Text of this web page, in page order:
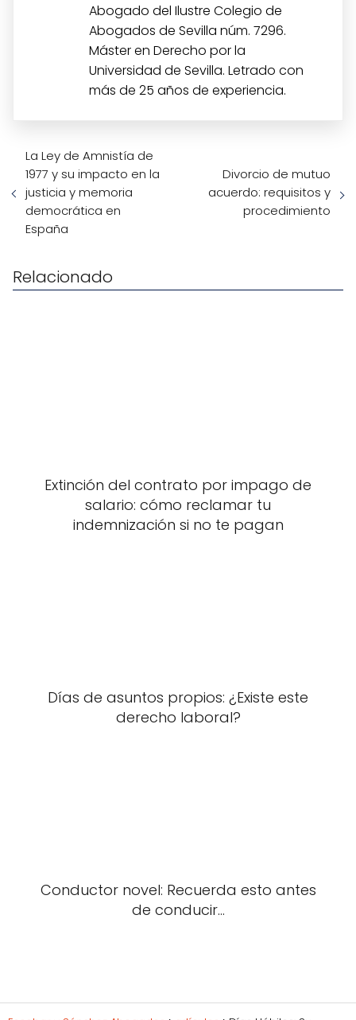
Abogado del Ilustre Colegio de
Abogados de Sevilla núm. 7296.
Máster en Derecho por la
Universidad de Sevilla. Letrado con
más de 25 años de experiencia.
La Ley de Amnistía de
1977 y su impacto en la
justicia y memoria
democrática en
España
Divorcio de mutuo
acuerdo: requisitos y
procedimiento
Relacionado
Extinción del contrato por impago de
salario: cómo reclamar tu
indemnización si no te pagan
Días de asuntos propios: ¿Existe este
derecho laboral?
Conductor novel: Recuerda esto antes
de conducir...